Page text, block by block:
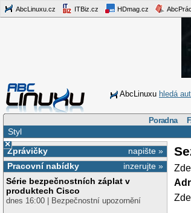
AbcLinuxu.cz ITBiz.cz HDmag.cz
AbcLinuxu hledá
Poradna
Styl
×
napište »
Zprávičky
inzerujte »
Pracovní nabídky
Série bezpečnostních záplat v
produktech Cisco
dnes 16:00 | Bezpečnostní upozornění